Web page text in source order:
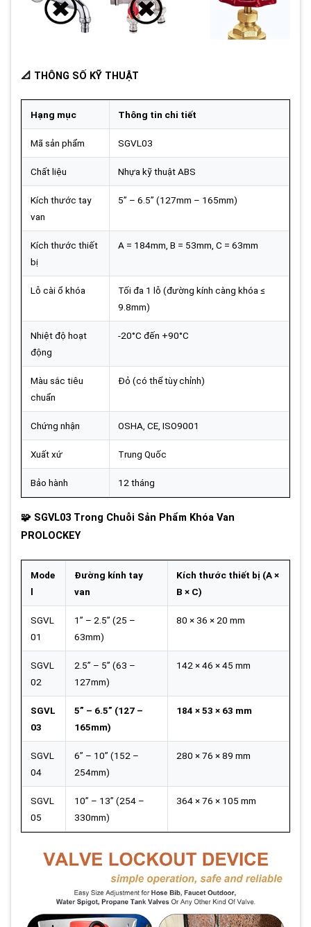
📐 THÔNG SỐ KỸ THUẬT
Hạng mục Thông tin chi tiết
Mã sản phẩm SGVL03
Chất liệu Nhựa kỹ thuật ABS
Kích thước tay
van
5” – 6.5” (127mm – 165mm)
Kích thước thiết
bị
A = 184mm, B = 53mm, C = 63mm
Lỗ cài ổ khóa
Tối đa 1 lỗ (đường kính càng khóa ≤
9.8mm)
Nhiệt độ hoạt
động
-20°C đến +90°C
Màu sắc tiêu
chuẩn
Đỏ (có thể tùy chỉnh)
Chứng nhận OSHA, CE, ISO9001
Xuất xứ Trung Quốc
Bảo hành 12 tháng
🧩 SGVL03 Trong Chuỗi Sản Phẩm Khóa Van
PROLOCKEY
Mode
l
Đường kính tay
van
Kích thước thiết bị (A ×
B × C)
SGVL
01
1” – 2.5” (25 –
63mm)
80 × 36 × 20 mm
SGVL
02
2.5” – 5” (63 –
127mm)
142 × 46 × 45 mm
SGVL
03
5” – 6.5” (127 –
165mm)
184 × 53 × 63 mm
SGVL
04
6” – 10” (152 –
254mm)
280 × 76 × 89 mm
SGVL
05
10” – 13” (254 –
330mm)
364 × 76 × 105 mm